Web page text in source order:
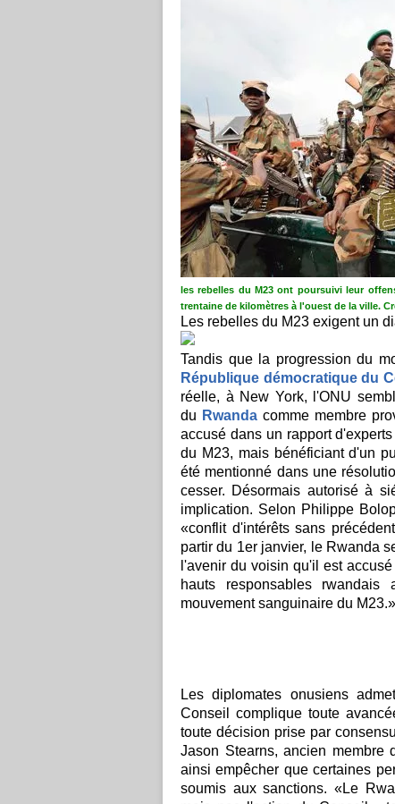
les rebelles du M23 ont poursuivi leur
trentaine de kilomètres à l'ouest de la ville.
Les rebelles du M23 exigent un
Tandis que la progression du
République démocratique du
réelle, à New York, l'ONU
du Rwanda comme membre
accusé dans un rapport
du M23, mais bénéficiant d'un
été mentionné dans une
cesser. Désormais autorisé à
implication. Selon Philippe
«conflit d'intérêts sans
partir du 1er janvier, le Rwanda
l'avenir du voisin qu'il est
hauts responsables
mouvement sanguinaire du M23.»
Les diplomates onusiens
Conseil complique toute
toute décision prise par
Jason Stearns, ancien membre
ainsi empêcher que certaines
soumis aux sanctions. «Le